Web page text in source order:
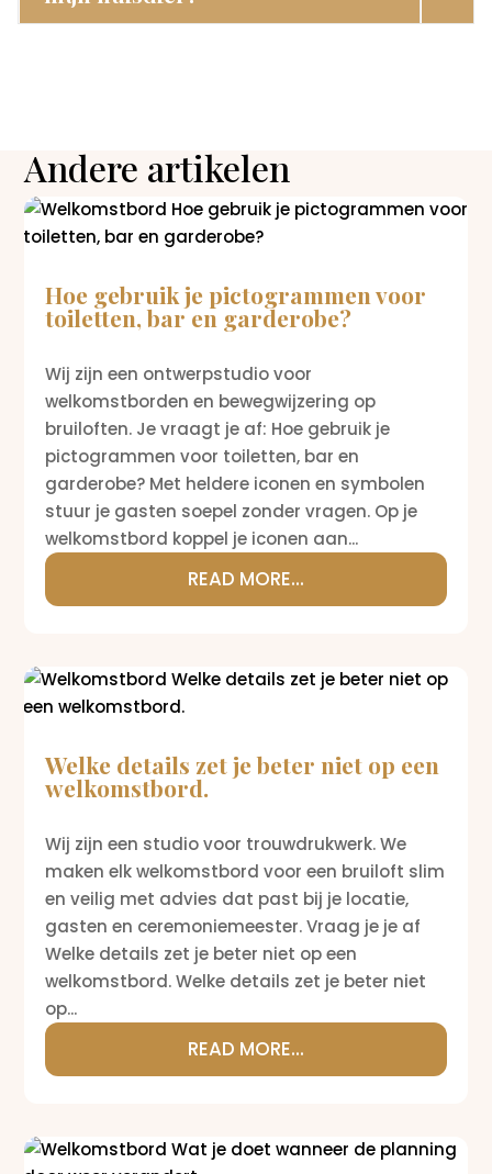
Andere artikelen
Hoe gebruik je pictogrammen voor
toiletten, bar en garderobe?
Wij zijn een ontwerpstudio voor
welkomstborden en bewegwijzering op
bruiloften. Je vraagt je af: Hoe gebruik je
pictogrammen voor toiletten, bar en
garderobe? Met heldere iconen en symbolen
stuur je gasten soepel zonder vragen. Op je
welkomstbord koppel je iconen aan...
READ MORE...
Welke details zet je beter niet op een
welkomstbord.
Wij zijn een studio voor trouwdrukwerk. We
maken elk welkomstbord voor een bruiloft slim
en veilig met advies dat past bij je locatie,
gasten en ceremoniemeester. Vraag je je af
Welke details zet je beter niet op een
welkomstbord. Welke details zet je beter niet
op...
READ MORE...